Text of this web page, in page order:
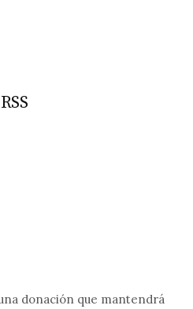
donación que mantendrá